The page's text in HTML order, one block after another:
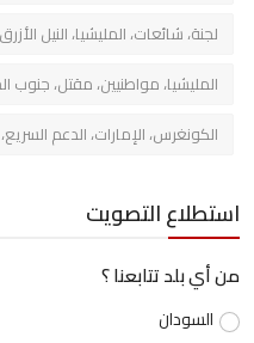
لجنة، شائعات، المليشيا، النيل الأزرق
المليشيا، مواطنيين، مقتل، جنوب
الكونغرس، الإمارات، الدعم
استطلاع التصويت
من أي بلد تتابعنا ؟
السودان